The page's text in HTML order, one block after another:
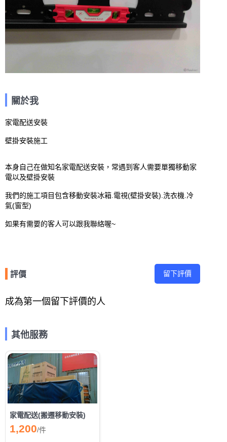
關於我
家電配送安裝
壁掛安裝施工
本身自己在做知名家電配送安裝，常遇到客人需要單獨移動家
電以及壁掛安裝
我們的施工項目包含移動安裝冰箱.電視(壁掛安裝).洗衣機.冷
氣(窗型)
如果有需要的客人可以跟我聯絡喔~
評價 留下評價
成為第一個留下評價的人
其他服務
家電配送(搬遷移動安裝)
1,200/件